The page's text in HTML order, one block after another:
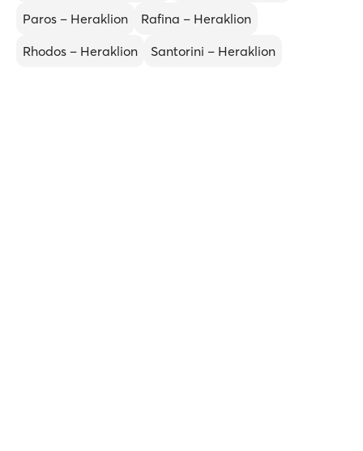
Paros – Heraklion
Rafina – Heraklion
Rhodos – Heraklion
Santorini – Heraklion